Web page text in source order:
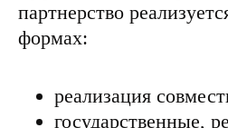
партнерство
формах:
реализация
государственные,